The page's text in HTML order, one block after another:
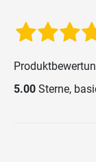
5.00 Sterne,